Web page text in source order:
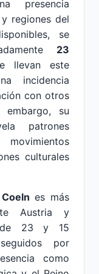
presencia
regiones del
se
23
llevan este
incidencia
con otros
embargo, su
patrones
culturales
Coeln es más
Austria y
de 23 y 15
por
como